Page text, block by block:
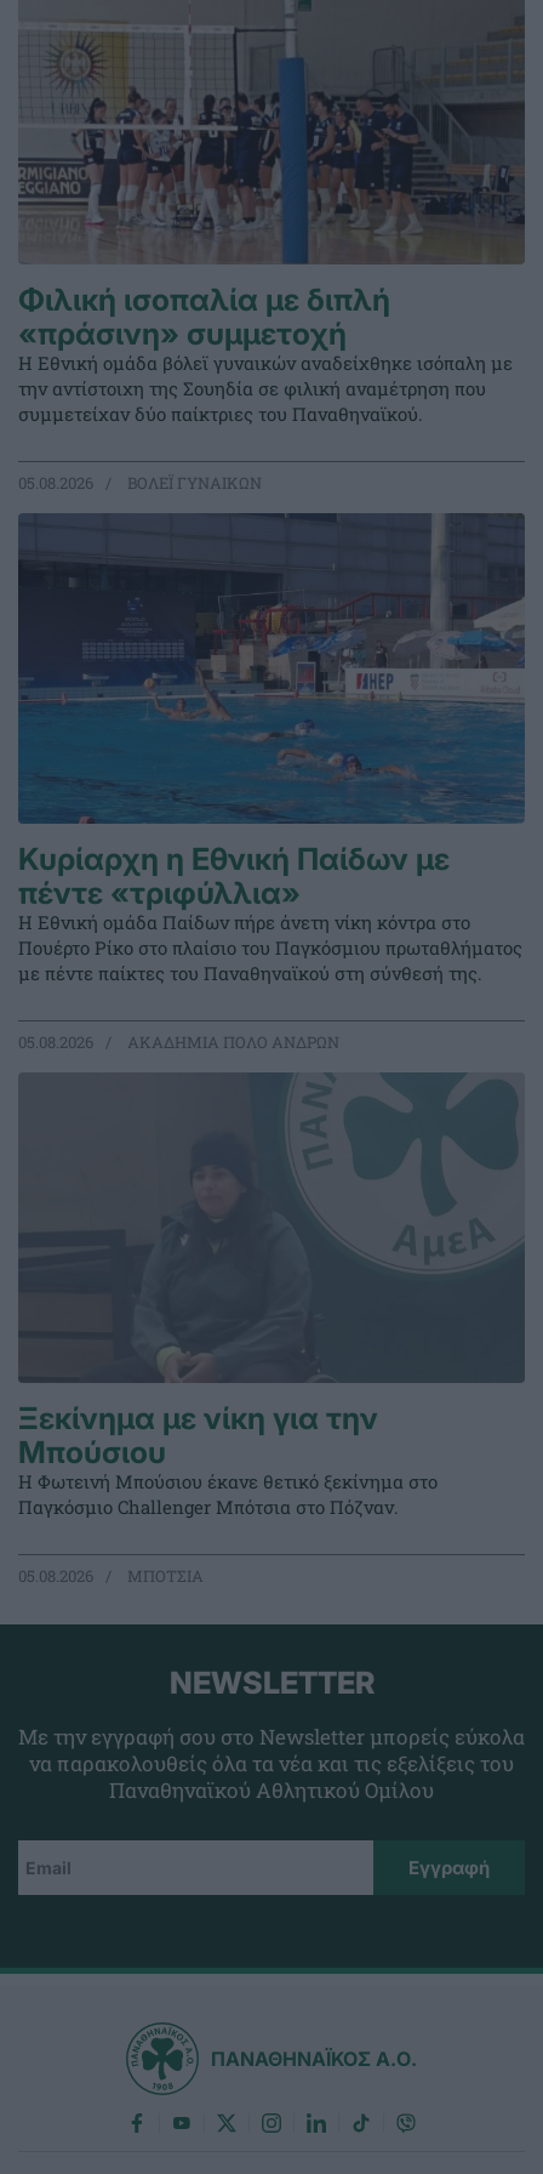
Φιλική ισοπαλία με διπλή
«πράσινη» συμμετοχή
Η Εθνική ομάδα βόλεϊ γυναικών αναδείχθηκε ισόπαλη με
την αντίστοιχη της Σουηδία σε φιλική αναμέτρηση που
συμμετείχαν δύο παίκτριες του Παναθηναϊκού.
05.08.2026 ΒΟΛΕΪ ΓΥΝΑΙΚΩΝ
Κυρίαρχη η Εθνική Παίδων με
πέντε «τριφύλλια»
Η Εθνική ομάδα Παίδων πήρε άνετη νίκη κόντρα στο
Πουέρτο Ρίκο στο πλαίσιο του Παγκόσμιου πρωταθλήματος
με πέντε παίκτες του Παναθηναϊκού στη σύνθεσή της.
05.08.2026 ΑΚΑΔΗΜΙΑ ΠΟΛΟ ΑΝΔΡΩΝ
Ξεκίνημα με νίκη για την
Μπούσιου
Η Φωτεινή Μπούσιου έκανε θετικό ξεκίνημα στο
Παγκόσμιο Challenger Μπότσια στο Πόζναν.
05.08.2026 ΜΠΟΤΣΙΑ
NEWSLETTER
Με την εγγραφή σου στο Newsletter μπορείς εύκολα
να παρακολουθείς όλα τα νέα και τις εξελίξεις του
Παναθηναϊκού Αθλητικού Ομίλου
ΠΑΝΑΘΗΝΑΪΚΟΣ Α.Ο.